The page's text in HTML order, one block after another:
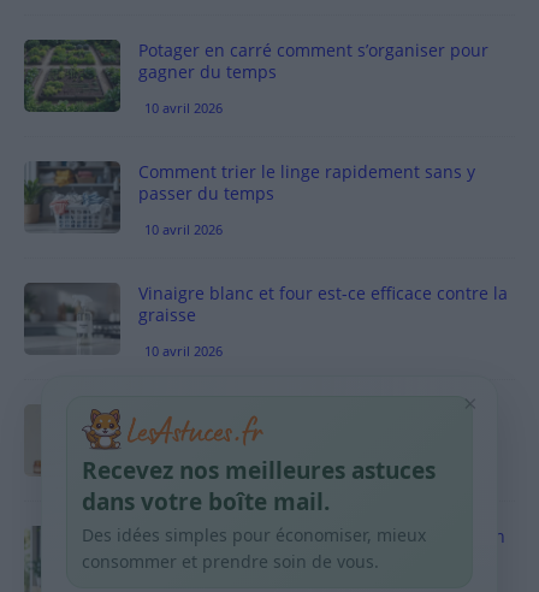
Potager en carré comment s’organiser pour
gagner du temps
10 avril 2026
Comment trier le linge rapidement sans y
passer du temps
10 avril 2026
Vinaigre blanc et four est-ce efficace contre la
graisse
10 avril 2026
Taches pigmentaires : routine simple +
habitudes qui aident
9 avril 2026
Produits ménagers : comment économiser en
courses sans acheter 10 sprays
×
Recevez nos meilleures astuces
dans votre boîte mail.
Des idées simples pour économiser, mieux
consommer et prendre soin de vous.